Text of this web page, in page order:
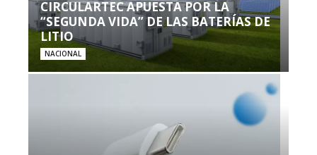
CIRCULARTEC APUESTA POR LA
“SEGUNDA VIDA” DE LAS BATERÍAS DE
LITIO
NACIONAL